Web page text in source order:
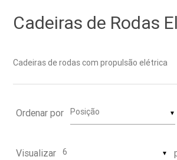
Cadeiras de Rodas
Cadeiras de rodas com propulsão elétrica
Ordenar por ▼
Visualizar ▼